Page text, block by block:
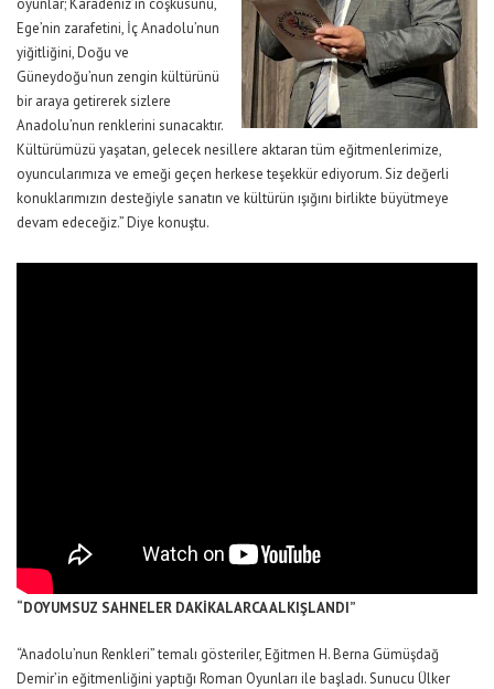
Ege’nin zarafetini, İç Anadolu’nun
yiğitliğini, Doğu ve
Güneydoğu’nun zengin kültürünü
bir araya getirerek sizlere
Anadolu’nun renklerini sunacaktır.
Kültürümüzü yaşatan, gelecek nesillere aktaran tüm eğitmenlerimize,
oyuncularımıza ve emeği geçen herkese teşekkür ediyorum. Siz değerli
konuklarımızın desteğiyle sanatın ve kültürün ışığını birlikte büyütmeye
devam edeceğiz.” Diye konuştu.
“DOYUMSUZ SAHNELER DAKİKALARCA ALKIŞLANDI”
“Anadolu’nun Renkleri” temalı gösteriler, Eğitmen H. Berna Gümüşdağ
Demir’in eğitmenliğini yaptığı Roman Oyunları ile başladı. Sunucu Ülker